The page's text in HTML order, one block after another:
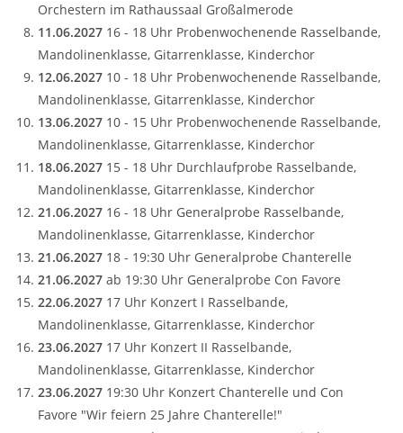
Orchestern im Rathaussaal Großalmerode
11.06.2027 16 - 18 Uhr Probenwochenende Rasselbande,
Mandolinenklasse, Gitarrenklasse, Kinderchor
12.06.2027 10 - 18 Uhr Probenwochenende Rasselbande,
Mandolinenklasse, Gitarrenklasse, Kinderchor
13.06.2027 10 - 15 Uhr Probenwochenende Rasselbande,
Mandolinenklasse, Gitarrenklasse, Kinderchor
18.06.2027 15 - 18 Uhr Durchlaufprobe Rasselbande,
Mandolinenklasse, Gitarrenklasse, Kinderchor
21.06.2027 16 - 18 Uhr Generalprobe Rasselbande,
Mandolinenklasse, Gitarrenklasse, Kinderchor
21.06.2027 18 - 19:30 Uhr Generalprobe Chanterelle
21.06.2027 ab 19:30 Uhr Generalprobe Con Favore
22.06.2027 17 Uhr Konzert I Rasselbande,
Mandolinenklasse, Gitarrenklasse, Kinderchor
23.06.2027 17 Uhr Konzert II Rasselbande,
Mandolinenklasse, Gitarrenklasse, Kinderchor
23.06.2027 19:30 Uhr Konzert Chanterelle und Con
Favore "Wir feiern 25 Jahre Chanterelle!"